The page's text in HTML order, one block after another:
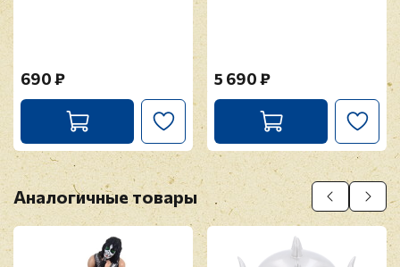
690 ₽ 5 690 ₽
Аналогичные товары